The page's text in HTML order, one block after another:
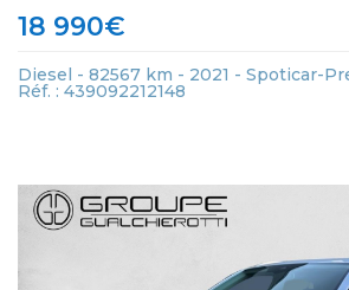
18 990€
Diesel - 82567 km - 2021 - Spoticar-
Réf. : 439092212148